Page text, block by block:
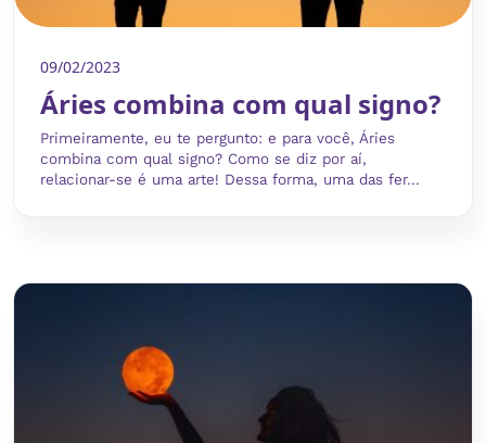
09/02/2023
Áries combina com qual signo?
Primeiramente, eu te pergunto: e para você, Áries
combina com qual signo? Como se diz por aí,
relacionar-se é uma arte! Dessa forma, uma das fer...